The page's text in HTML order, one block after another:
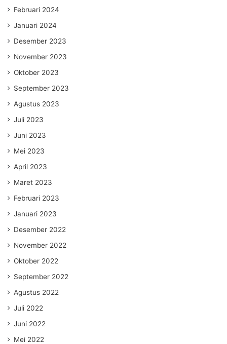
Februari 2024
Januari 2024
Desember 2023
November 2023
Oktober 2023
September 2023
Agustus 2023
Juli 2023
Juni 2023
Mei 2023
April 2023
Maret 2023
Februari 2023
Januari 2023
Desember 2022
November 2022
Oktober 2022
September 2022
Agustus 2022
Juli 2022
Juni 2022
Mei 2022